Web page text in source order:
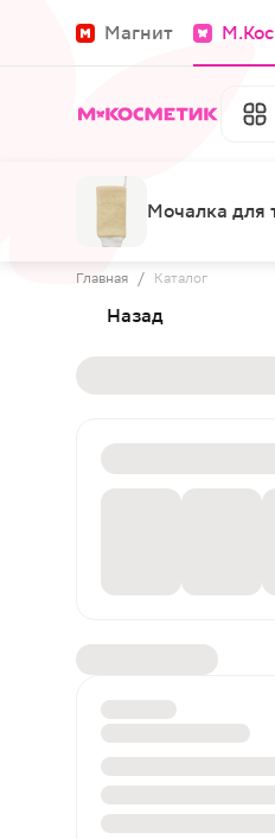
Магнит
Мочалка для
Главная / Каталог
Назад